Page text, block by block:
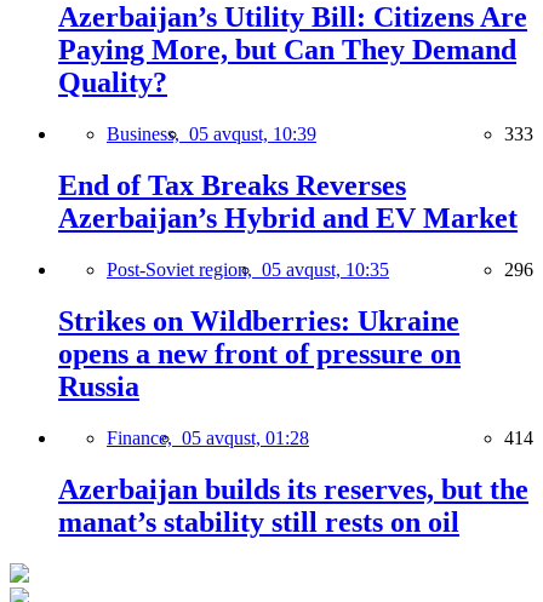
Azerbaijan’s Utility Bill: Citizens Are
Paying More, but Can They Demand
Quality?
Business, 05 avqust, 10:39 333
End of Tax Breaks Reverses
Azerbaijan’s Hybrid and EV Market
Post-Soviet region, 05 avqust, 10:35 296
Strikes on Wildberries: Ukraine
opens a new front of pressure on
Russia
Finance, 05 avqust, 01:28 414
Azerbaijan builds its reserves, but the
manat’s stability still rests on oil